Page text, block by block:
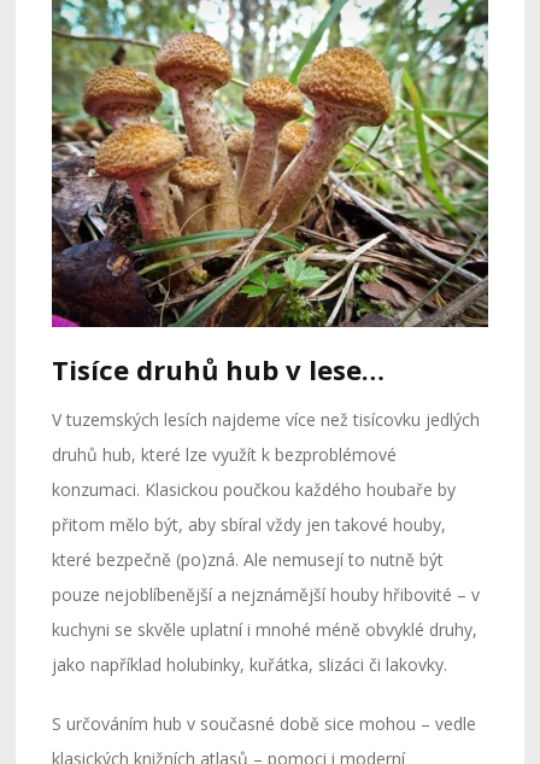
Tisíce druhů hub v lese…
V tuzemských lesích najdeme více než tisícovku jedlých
druhů hub, které lze využít k bezproblémové
konzumaci. Klasickou poučkou každého houbaře by
přitom mělo být, aby sbíral vždy jen takové houby,
které bezpečně (po)zná. Ale nemusejí to nutně být
pouze nejoblíbenější a nejznámější houby hřibovité – v
kuchyni se skvěle uplatní i mnohé méně obvyklé druhy,
jako například holubinky, kuřátka, slizáci či lakovky.
S určováním hub v současné době sice mohou – vedle
klasických knižních atlasů – pomoci i moderní